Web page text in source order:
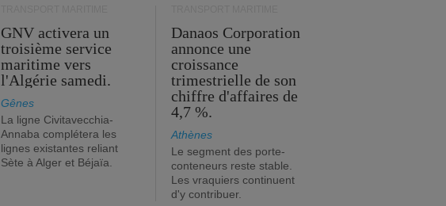
GNV activera un
troisième service
maritime vers
l'Algérie samedi.
Gênes
La ligne Civitavecchia-
Annaba complétera les
lignes existantes reliant
Sète à Alger et Béjaïa.
Danaos Corporation
annonce une
croissance
trimestrielle de son
chiffre d'affaires de
4,7 %.
Athènes
Le segment des porte-
conteneurs reste stable.
Les vraquiers continuent
d'y contribuer.